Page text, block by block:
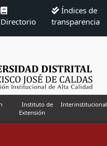
Directorio
Índices de
transparencia
Instituto de
Extensión
Interinstitucional